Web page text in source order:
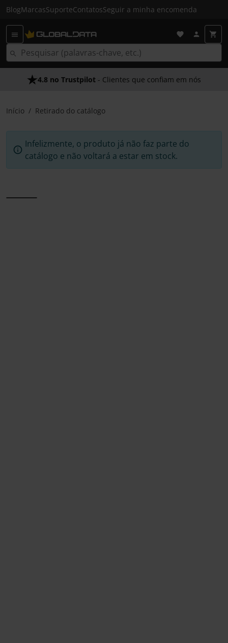
BlogMarcasSuporteContatosSeguir a minha encomenda
4.8 no Trustpilot - Clientes que confiam em nós
Início Retirado do catálogo
Infelizmente, o produto já não faz parte do
catálogo e não voltará a estar em stock.